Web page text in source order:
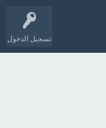
تسجيل الدخول